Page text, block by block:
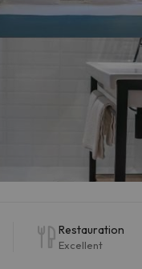
sa boussole, il reviendra.
Restauration
Excellent